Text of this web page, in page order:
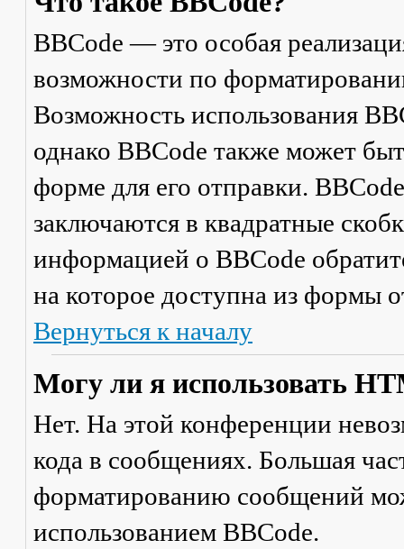
BBCode — это особая
возможности по
Возможность использования
однако BBCode также может
форме для его отправки.
заключаются в квадратные
информацией о BBCode
на которое доступна из формы
Вернуться к началу
Могу ли я использовать
Нет. На этой конференции
кода в сообщениях. Большая
форматированию сообщений
использованием BBCode.